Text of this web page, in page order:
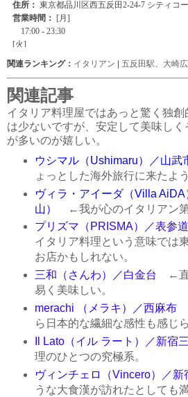
関連ランキング： イタリアン | 五反田駅 大崎
関連記事
イタリア料理屋ではあっと驚く独創
は少ないですが、安定して美味しく
が多いのが嬉しい。
ウシマル（Ushimaru）／山武
ょっとした海外旅行に来たよ
ヴィラ・アイーダ（Villa
山）
←我が心のイタリアン第
プリズマ（PRISMA）／表参道
イタリア料理という意味では
お店かもしれない。
三和（さんわ）／白金台 ←直
易く美味しい。
merachi （メラキ）／西麻布←
ら日本的な繊細な感性も感じら
Il Lato（イル ラート）／新宿
理のひとつの究極系。
ヴィンチェロ（Vincero）／新
うな大食漢が訪れたとしても